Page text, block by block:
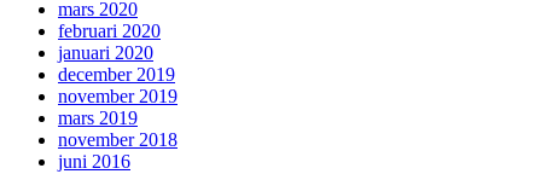
mars 2020
februari 2020
januari 2020
december 2019
november 2019
mars 2019
november 2018
juni 2016